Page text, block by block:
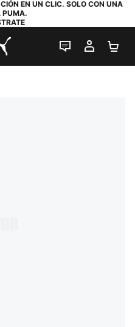
EN UN CLIC. SOLO CON UNA
PUMA.
CHAT EN
MI